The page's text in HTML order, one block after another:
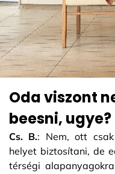
Oda viszont
beesni, ugye?
Cs. B.: Nem, ott
helyet biztosítani, de
térségi